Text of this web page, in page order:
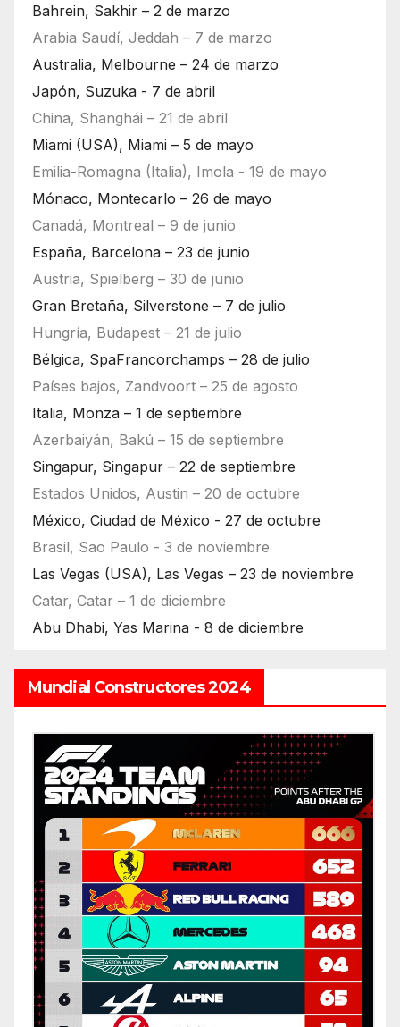
Bahrein, Sakhir – 2 de marzo
Arabia Saudí, Jeddah – 7 de marzo
Australia, Melbourne – 24 de marzo
Japón, Suzuka - 7 de abril
China, Shanghái – 21 de abril
Miami (USA), Miami – 5 de mayo
Emilia-Romagna (Italia), Imola - 19 de mayo
Mónaco, Montecarlo – 26 de mayo
Canadá, Montreal – 9 de junio
España, Barcelona – 23 de junio
Austria, Spielberg – 30 de junio
Gran Bretaña, Silverstone – 7 de julio
Hungría, Budapest – 21 de julio
Bélgica, SpaFrancorchamps – 28 de julio
Países bajos, Zandvoort – 25 de agosto
Italia, Monza – 1 de septiembre
Azerbaiyán, Bakú – 15 de septiembre
Singapur, Singapur – 22 de septiembre
Estados Unidos, Austin – 20 de octubre
México, Ciudad de México - 27 de octubre
Brasil, Sao Paulo - 3 de noviembre
Las Vegas (USA), Las Vegas – 23 de noviembre
Catar, Catar – 1 de diciembre
Abu Dhabi, Yas Marina - 8 de diciembre
Mundial Constructores 2024